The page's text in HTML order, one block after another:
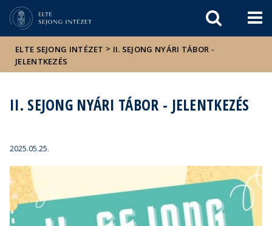
sajtóban
ELTE SEJONG INTÉZET > II. SEJONG NYÁRI TÁBOR -
JELENTKEZÉS
II. SEJONG NYÁRI TÁBOR - JELENTKEZÉS
2025.05.25.